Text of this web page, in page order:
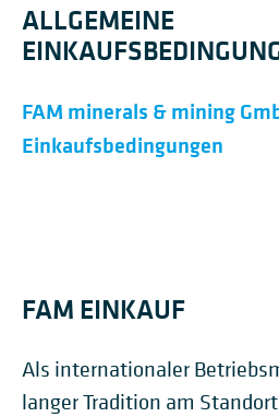
ALLGEMEINE
FAM minerals & mining
Einkaufsbedingungen
FAM EINKAUF
Als internationaler
langer Tradition am